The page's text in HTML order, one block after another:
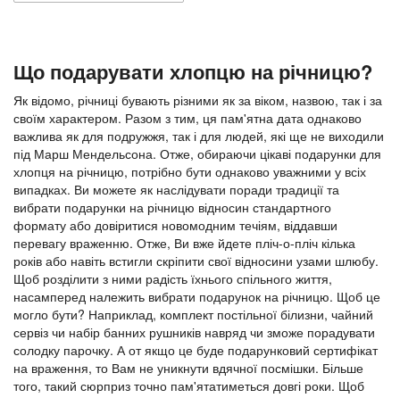
Що подарувати хлопцю на річницю?
Як відомо, річниці бувають різними як за віком, назвою, так і за
своїм характером. Разом з тим, ця пам'ятна дата однаково
важлива як для подружжя, так і для людей, які ще не виходили
під Марш Мендельсона. Отже, обираючи цікаві подарунки для
хлопця на річницю, потрібно бути однаково уважними у всіх
випадках. Ви можете як наслідувати поради традиції та
вибрати подарунки на річницю відносин стандартного
формату або довіритися новомодним течіям, віддавши
перевагу враженню. Отже, Ви вже йдете пліч-о-пліч кілька
років або навіть встигли скріпити свої відносини узами шлюбу.
Щоб розділити з ними радість їхнього спільного життя,
насамперед належить вибрати подарунок на річницю. Щоб це
могло бути? Наприклад, комплект постільної білизни, чайний
сервіз чи набір банних рушників навряд чи зможе порадувати
солодку парочку. А от якщо це буде подарунковий сертифікат
на враження, то Вам не уникнути вдячної посмішки. Більше
того, такий сюрприз точно пам'ятатиметься довгі роки. Щоб